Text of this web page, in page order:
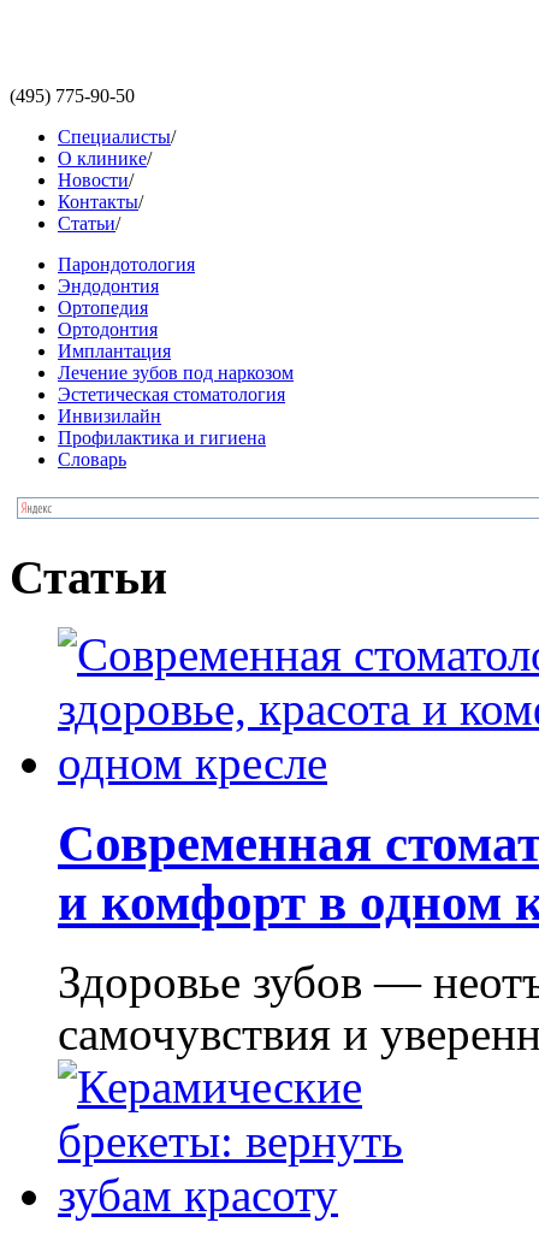
(495) 775-90-50
Специалисты/
О клинике/
Новости/
Контакты/
Статьи/
Парондотология
Эндодонтия
Ортопедия
Ортодонтия
Имплантация
Лечение зубов под наркозом
Эстетическая стоматология
Инвизилайн
Профилактика и гигиена
Словарь
Статьи
Современная
и комфорт в одном
Здоровье зубов —
самочувствия и